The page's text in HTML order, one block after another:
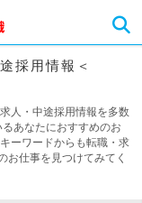
採用情報＜
人・中途採用情報を多数
あなたにおすすめのお
ーワードからも転職・求
お仕事を見つけてみてく